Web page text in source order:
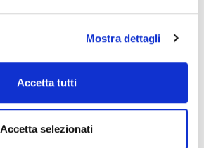
Mostra dettagli
Accetta tutti
Accetta selezionati